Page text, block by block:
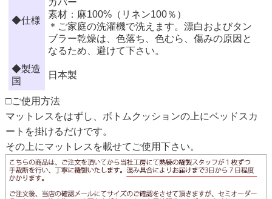
◆仕様
カバー
素材：麻100%（リネン100％）
＊ご家庭の洗濯機で洗えます。漂白およびタン
ブラー乾燥は、色落ち、色むら、傷みの原因と
なるため、避けて下さい。
◆製造
国
日本製
□ご使用方法
マットレスをはずし、ボトムクッションの上にベッドスカ
ートを掛けるだけです。
その上にマットレスを載せてご使用下さい。